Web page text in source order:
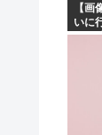
【
いに
ワイ
思う